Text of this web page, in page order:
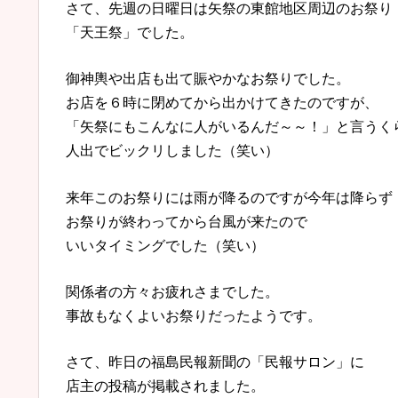
さて、先週の日曜日は矢祭の東館地区周辺のお祭り
「天王祭」でした。
御神輿や出店も出て賑やかなお祭りでした。
お店を６時に閉めてから出かけてきたのですが、
「矢祭にもこんなに人がいるんだ～～！」と言うく
人出でビックリしました（笑い）
来年このお祭りには雨が降るのですが今年は降らず
お祭りが終わってから台風が来たので
いいタイミングでした（笑い）
関係者の方々お疲れさまでした。
事故もなくよいお祭りだったようです。
さて、昨日の福島民報新聞の「民報サロン」に
店主の投稿が掲載されました。